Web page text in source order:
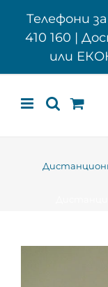
Телефони
410 160 |
или